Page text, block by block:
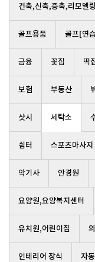
건축,신축,증축,리모델링
골프용품 골프[연
금융 꽃집 떡
보험 부동산
샷시 세탁소
쉼터 스포츠마사지
악기사 안경원
요양원,요양복지센터
유치원,어린이집
인테리어 장식 자